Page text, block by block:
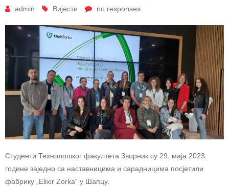
admin Вијести no responses.
Студенти Технолошког факултета Зворник су 29. маја 2023.
године заједно са наставницима и сарадницима посјетили
фабрику „Elixir Zorka“ у Шапцу.